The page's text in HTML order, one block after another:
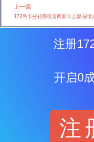
Prev
上一篇
注册
开启0
注